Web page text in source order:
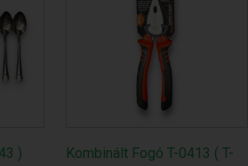
)
Kombinált Fogó T-0413 ( T-